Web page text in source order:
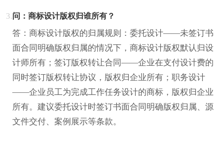
3.问：商标设计版权归谁所有？
答：商标设计版权的归属规则：委托设计——未签订书
面合同明确版权归属的情况下，商标设计版权默认归设
计师所有；签订版权转让合同——企业在支付设计费的
同时签订版权转让协议，版权归企业所有；职务设计
——企业员工为完成工作任务设计的商标，版权归企业
所有。建议委托设计时签订书面合同明确版权归属、源
文件交付、案例展示等条款。